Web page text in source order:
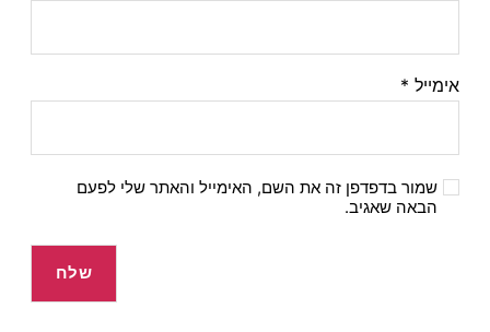
אימייל *
שמור בדפדפן זה את השם, האימייל והאתר שלי לפעם
הבאה שאגיב.